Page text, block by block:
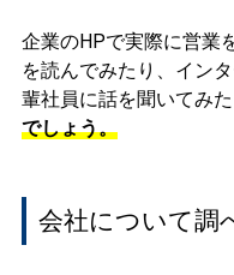
企業のHPで実際に営業
を読んでみたり、イン
輩社員に話を聞いてみた
でしょう。
会社について調